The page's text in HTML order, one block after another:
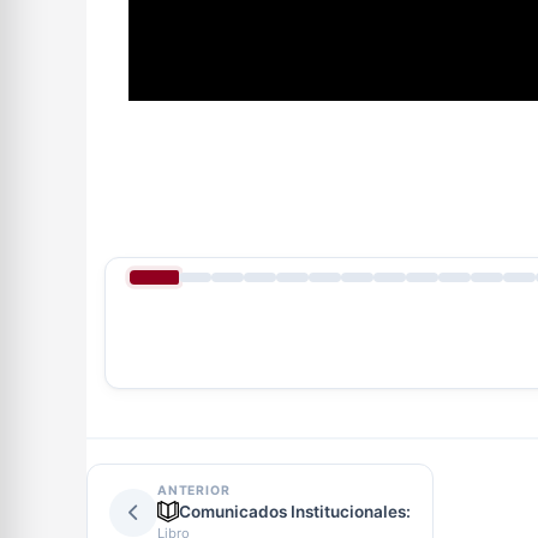
ANTERIOR
Comunicados Institucionales:
Libro